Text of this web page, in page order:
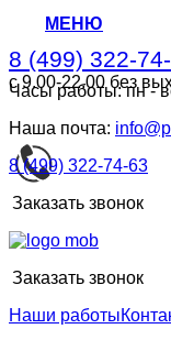
МЕНЮ
8 (499) 322-
с 9.00-22.00 без
8 (499) 322-
с 9.00-22.00 без
Часы работы: пн -
Наша почта:
8 (499) 322-74-63
Заказать звонок
Заказать звонок
Наши работы